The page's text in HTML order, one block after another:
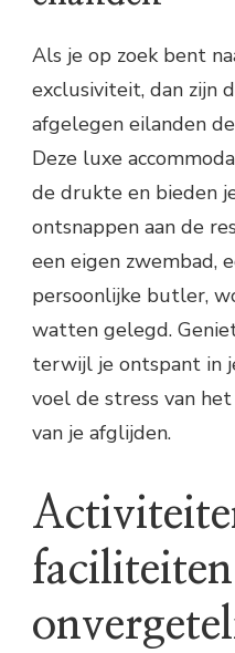
Als je op zoek bent
exclusiviteit, dan zijn
afgelegen eilanden
Deze luxe
de drukte en bieden
ontsnappen aan de
een eigen zwembad,
persoonlijke butler,
watten gelegd.
terwijl je ontspant in
voel de stress van
van je afglijden.